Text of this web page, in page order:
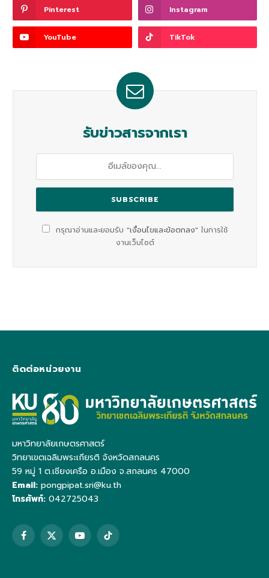
Pinterest Instagram
YouTube TikTok
รับข่าวสารจากเรา
กรุณาอ่านและยอมรับ "เงื่อนไขและข้อตกลง" ในการใช้
งานเว็บไซต์
ติดต่อหน่วยงาน
มหาวิทยาลัยเกษตรศาสตร์
วิทยาเขตเฉลิมพระเกียรติ จังหวัดสกลนคร
59 หมู่ 1 ต.เชียงเครือ อ.เมือง จ.สกลนคร 47000
Email: pongpipat.sri@ku.th
โทรศัพท์: 042725043
Facebook
X
YouTubeTikTok